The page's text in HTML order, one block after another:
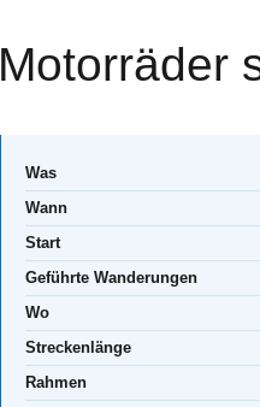
Motorräder
Was
Wann
Start
Geführte Wanderungen
Wo
Streckenlänge
Rahmen